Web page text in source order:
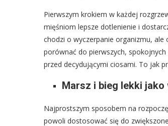
Pierwszym krokiem w każdej
mięśniom lepsze dotlenienie i
chodzi o wyczerpanie organizmu,
porównać do pierwszych,
przed decydującymi ciosami. To jak
Marsz i bieg lekki jako
Najprostszym sposobem na
powoli dostosować się do